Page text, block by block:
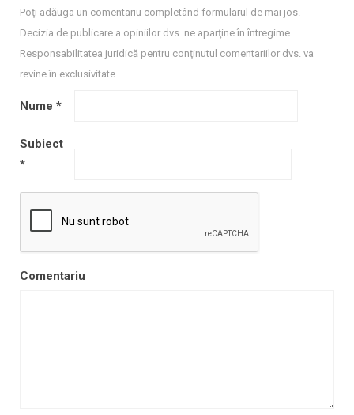
Poţi adăuga un comentariu completând formularul de mai jos.
Decizia de publicare a opiniilor dvs. ne aparţine în întregime.
Responsabilitatea juridică pentru conţinutul comentariilor dvs. va
revine în exclusivitate.
Nume *
Subiect
*
Comentariu